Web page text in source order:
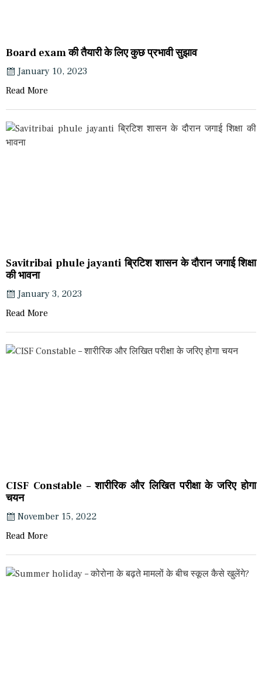
Board exam की तैयारी के लिए कुछ प्रभावी सुझाव
January 10, 2023
Read More
Savitribai phule jayanti ब्रिटिश शासन के दौरान जगाई शिक्षा
की भावना
January 3, 2023
Read More
CISF Constable – शारीरिक और लिखित परीक्षा के जरिए होगा
चयन
November 15, 2022
Read More